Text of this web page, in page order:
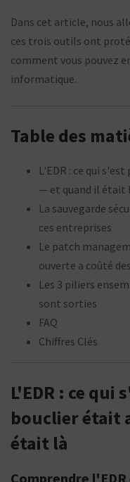
Dans cet article, nous
ces trois outils ont
comment vous pouvez
informatique.
Table des
L'EDR : ce qui
— et quand il était
La sauvegarde
ces entreprises
Le patch
ouverte a coûté
Les 3 piliers
sont sorties
FAQ
Chiffres Clés
L'EDR : ce qui
bouclier était
était là
Comprendre l'EDR